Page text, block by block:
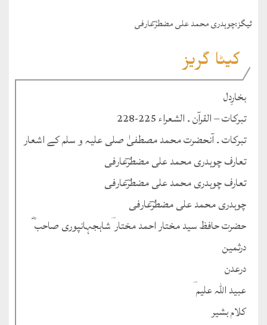
ٹيگز:چوہدری محمد علی مضطرؔعارفی
کیٹا گریز
بخارِدل
تبرکات – القرآن ۔ الشعراء 225-228
تبرکات ۔ آنحضرت محمد مصطفیٰ صلی علیہ و سلم کے اشعار
تعارف چوہدری محمد علی مضطرؔعارفی
تعارف چوہدری محمد علی مضطرؔعارفی
چوہدری محمد علی مضطرؔعارفی
حضرت حافظ سید مختار احمد مختار ؔشاہجہانپوری صاحب ؓ
درثمین
درعدن
عبید اللہ علیم ؔ
کلام بشیر